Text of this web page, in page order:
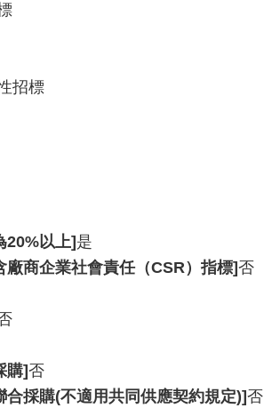
招標
20%以上] 是
廠商企業社會責任（CSR）指標]否
購]否
合採購(不適用共同供應契約規定)]否